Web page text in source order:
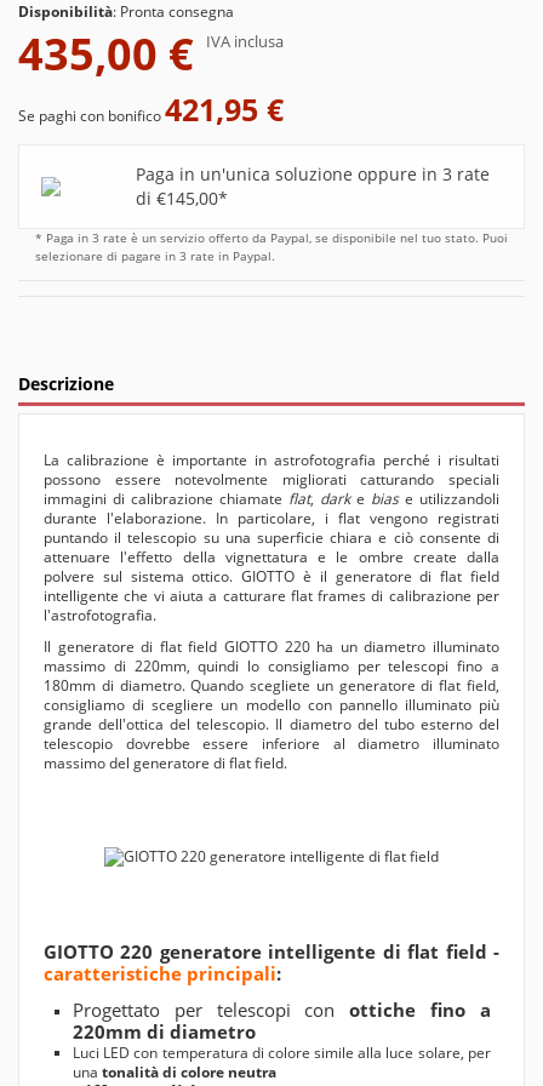
Disponibilità: Pronta consegna
435,00 € IVA inclusa
Se paghi con bonifico421,95 €
Paga in un'unica soluzione oppure in 3 rate
di €145,00*
* Paga in 3 rate è un servizio offerto da Paypal, se disponibile nel tuo stato. Puoi
selezionare di pagare in 3 rate in Paypal.
Descrizione
La calibrazione è importante in astrofotografia perché i risultati
possono essere notevolmente migliorati catturando speciali
immagini di calibrazione chiamate flat, darke biase utilizzandoli
durante l'elaborazione. In particolare, i flat vengono registrati
puntando il telescopio su una superficie chiara e ciò consente di
attenuare l'effetto della vignettatura e le ombre create dalla
polvere sul sistema ottico. GIOTTO è il generatore di flat field
intelligente che vi aiuta a catturare flat frames di calibrazione per
l'astrofotografia.
Il generatore di flat field GIOTTO 220 ha un diametro illuminato
massimo di 220mm, quindi lo consigliamo per telescopi fino a
180mm di diametro. Quando scegliete un generatore di flat field,
consigliamo di scegliere un modello con pannello illuminato più
grande dell'ottica del telescopio. Il diametro del tubo esterno del
telescopio dovrebbe essere inferiore al diametro illuminato
massimo del generatore di flat field.
GIOTTO 220 generatore intelligente di flat field -
caratteristiche principali:
Progettato per telescopi conottiche fino a
220mm di diametro
Luci LED con temperatura di colore simile alla luce solare, per
una tonalità di colore neutra